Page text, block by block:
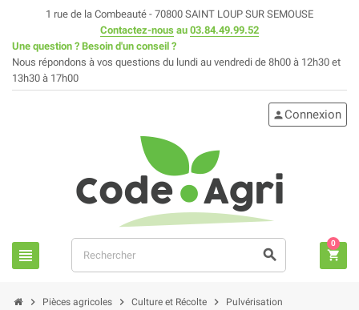
1 rue de la Combeauté - 70800 SAINT LOUP SUR SEMOUSE
Contactez-nous au 03.84.49.99.52
Une question ? Besoin d'un conseil ?
Nous répondons à vos questions du lundi au vendredi de 8h00 à 12h30 et
13h30 à 17h00
view_headline search
person Connexion
shopping_cart
0
chevron_right Pièces agricoles chevron_right Culture et Récolte chevron_right Pulvérisation